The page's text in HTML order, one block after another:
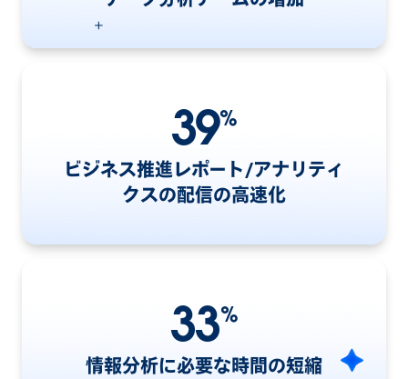
39%
ビジネス推進レポート/アナリティ
クスの配信の高速化
33%
情報分析に必要な時間の短縮